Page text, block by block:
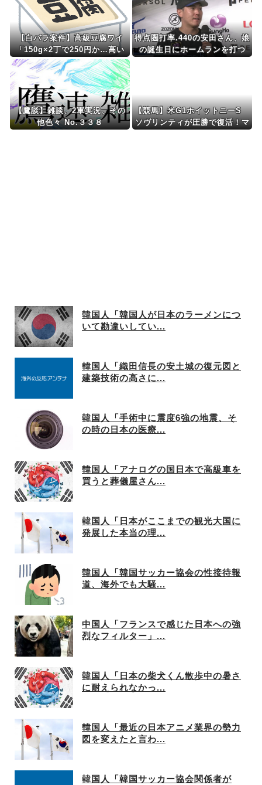
【白バラ案件】高級豆腐ワイ
「150g×2丁で250円か…高い
けど美味そうだし一丁買ってみ
るか！」
得点圏打率.440の安田さん、娘
の誕生日にホームランを打つ
【鷹談】雑談、2軍実況、その
他色々 No.３３８
【競馬】米G1ホイットニーS
ソヴリンティが圧勝で復活！マ
韓国人「韓国人が日本のラーメンにつ
いて勘違いしてい...
韓国人「織田信長の安土城の復元図と
建築技術の高さに...
韓国人「手術中に震度6強の地震、そ
の時の日本の医療...
韓国人「アナログの国日本で高級車を
買うと葬儀屋さん...
韓国人「日本がここまでの観光大国に
発展した本当の理...
韓国人「韓国サッカー協会の性接待報
道、海外でも大騒...
中国人「フランスで感じた日本への強
烈なフィルター」...
韓国人「日本の柴犬くん散歩中の暑さ
に耐えられなかっ...
韓国人「最近の日本アニメ業界の勢力
図を変えたと言わ...
韓国人「韓国サッカー協会関係者が